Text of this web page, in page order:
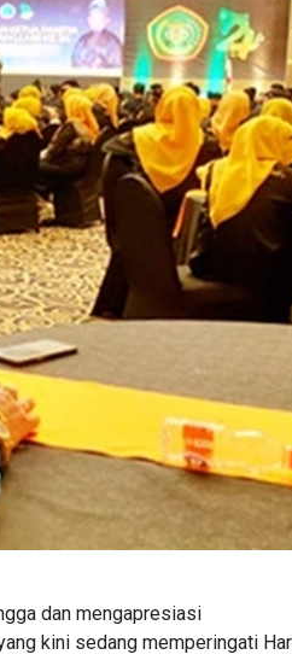
dan mengapresiasi
kini sedang memperingati